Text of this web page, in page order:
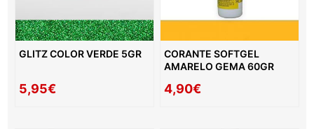
GLITZ COLOR VERDE 5GR
5,95€
CORANTE SOFTGEL
AMARELO GEMA 60GR
4,90€